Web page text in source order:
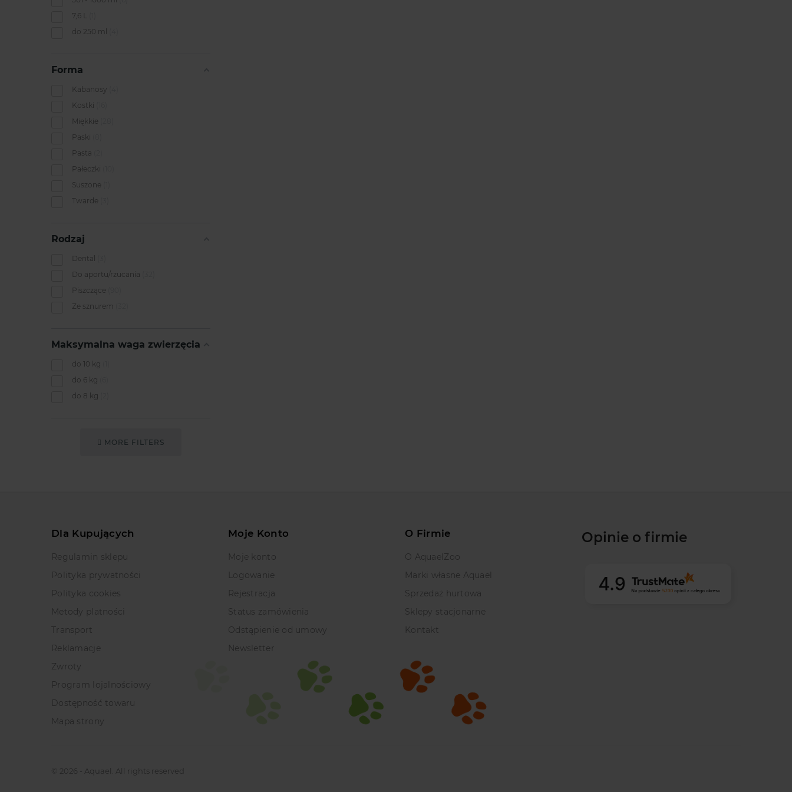
7,6 L
do 250 ml
Forma
Kabanosy
Kostki
Miękkie
Paski
Pasta
Pałeczki
Suszone
Twarde
Rodzaj
Dental
Do aportu/rzucania
Piszczące
Ze sznurem
Maksymalna waga zwierzęcia
do 10 kg
do 6 kg
do 8 kg
MORE FILTERS
Dla Kupujących
Regulamin sklepu
Polityka prywatności
Polityka cookies
Metody platności
Transport
Reklamacje
Zwroty
Program lojalnościowy
Dostępność towaru
Mapa strony
Moje Konto
Moje konto
Logowanie
Rejestracja
Status zamówienia
Odstąpienie od umowy
Newsletter
O Firmie
O AquaelZoo
Marki własne Aquael
Sprzedaż hurtowa
Sklepy stacjonarne
Kontakt
Opinie o firmie
© 2026 - Aquael. All rights reserved